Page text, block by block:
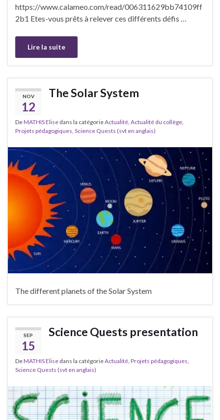
https://www.calameo.com/read/006311629bb74109ff
2b1 Etes-vous prêts à relever ces différents défis …
Lire la suite
NOV
12
The Solar System
DeMATHIS Elise dans la catégorieActualité Actualité du collège
Projets pédagogiques Science Quests (svt en anglais)
The different planets of the Solar System
SEP
15
Science Quests presentation
DeMATHIS Elise dans la catégorieActualité, Projets pédagogiques,
Science Quests (svt en anglais)